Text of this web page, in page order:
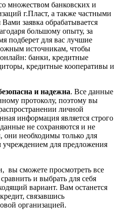
множеством банковских и
г.Пласт, а также частными
заявка обрабатывается
большому опыту, за
подберет для вас лучшие
источникам, чтобы
банки, кредитные
кредитные кооперативы и
и надежна. Все данные
протоколу, поэтому вы
личной
информация является строго
не сохраняются и не
они необходимы только для
для предложения
вы сможете просмотреть все
и выбрать для себя
вариант. Вам останется
связавшись
организацией.